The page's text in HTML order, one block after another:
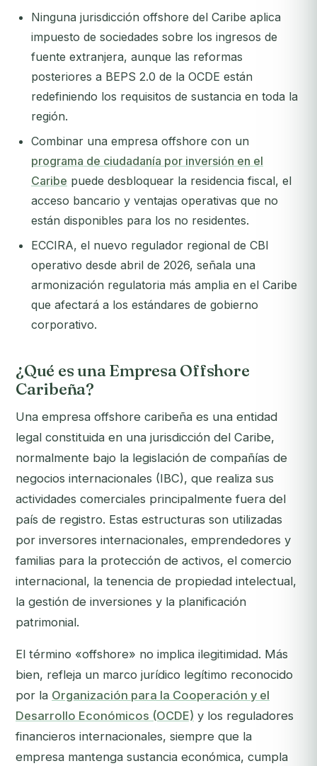
Ninguna jurisdicción offshore del Caribe aplica
impuesto de sociedades sobre los ingresos de
fuente extranjera, aunque las reformas
posteriores a BEPS 2.0 de la OCDE están
redefiniendo los requisitos de sustancia en toda la
región.
Combinar una empresa offshore con un
programa de ciudadanía por inversión en el
Caribe puede desbloquear la residencia fiscal, el
acceso bancario y ventajas operativas que no
están disponibles para los no residentes.
ECCIRA, el nuevo regulador regional de CBI
operativo desde abril de 2026, señala una
armonización regulatoria más amplia en el Caribe
que afectará a los estándares de gobierno
corporativo.
¿Qué es una Empresa Offshore
Caribeña?
Una empresa offshore caribeña es una entidad
legal constituida en una jurisdicción del Caribe,
normalmente bajo la legislación de compañías de
negocios internacionales (IBC), que realiza sus
actividades comerciales principalmente fuera del
país de registro. Estas estructuras son utilizadas
por inversores internacionales, emprendedores y
familias para la protección de activos, el comercio
internacional, la tenencia de propiedad intelectual,
la gestión de inversiones y la planificación
patrimonial.
El término «offshore» no implica ilegitimidad. Más
bien, refleja un marco jurídico legítimo reconocido
por la Organización para la Cooperación y el
Desarrollo Económicos (OCDE) y los reguladores
financieros internacionales, siempre que la
empresa mantenga sustancia económica, cumpla